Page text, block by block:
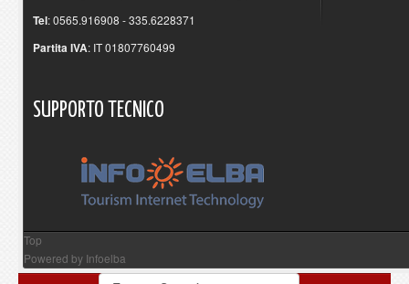
Tel: 0565.916908 - 335.6228371
Partita IVA: IT 01807760499
SUPPORTO TECNICO
Top
Powered by Infoelba